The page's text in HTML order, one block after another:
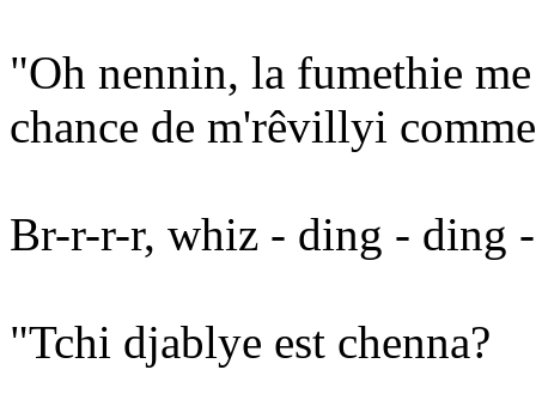
"Oh nennin, la fumethie
chance de m'rêvillyi
Br-r-r-r, whiz - ding - ding
"Tchi djablye est chenna?